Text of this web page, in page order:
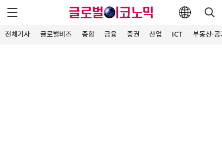
전체기사 글로벌비즈 종합 금융 증권 산업 ICT 부동산·